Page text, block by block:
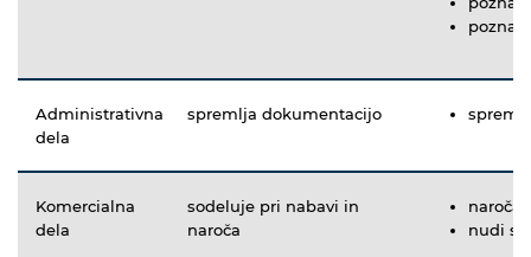
pozna
Administrativna
dela
spremlja dokumentacijo
Komercialna
dela
sodeluje pri nabavi in
naroča
naroča
nudi